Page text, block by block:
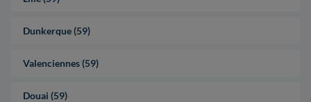
Dunkerque (59)
Valenciennes (59)
Douai (59)